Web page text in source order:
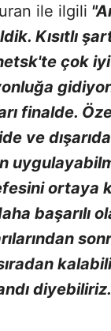
ile ilgili
Kısıtlı
çok iyi
finalde.
ve
ortaya
başarılı